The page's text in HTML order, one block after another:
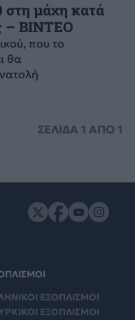
μάχη κατά
– BINTEO
που το
θα
ΣΕΛΙΔΑ1 ΑΠΟ1
ΕΞΟΠΛΙΣΜΟΙ
ΕΞΟΠΛΙΣΜΟΙ